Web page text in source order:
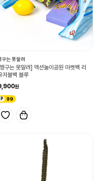
구는 못말려
구는 못말려] 액션놀이공원 마켓백 리
저블백 블루
99